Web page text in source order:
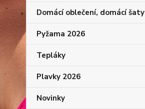
Domácí oblečení, domácí šaty
Pyžama 2026
Tepláky
Plavky 2026
Novinky